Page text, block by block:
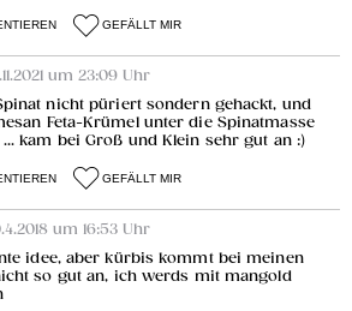
GEFÄLLT MIR
um 23:09 Uhr
nicht püriert sondern gehackt, und
Feta-Krümel unter die Spinatmasse
kam bei Groß und Klein sehr gut an :)
GEFÄLLT MIR
um 16:53 Uhr
idee, aber kürbis kommt bei meinen
so gut an, ich werds mit mangold